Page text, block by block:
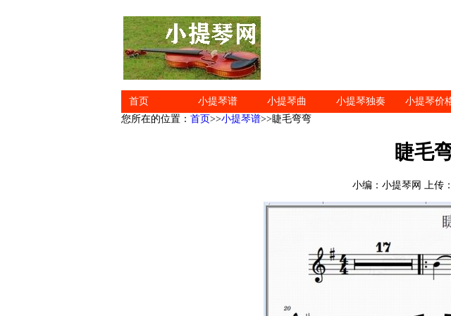
首页 小提琴谱 小提琴曲 小提琴独奏 小提琴价
您所在的位置： 首页>>小提琴谱>>睫毛弯弯
睫毛
小编：小提琴网 上传：